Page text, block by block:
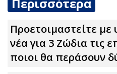
Περισσότερα
Προετοιμαστείτε
νέα για 3 Zώδια τις
ποιοι θα περάσουν